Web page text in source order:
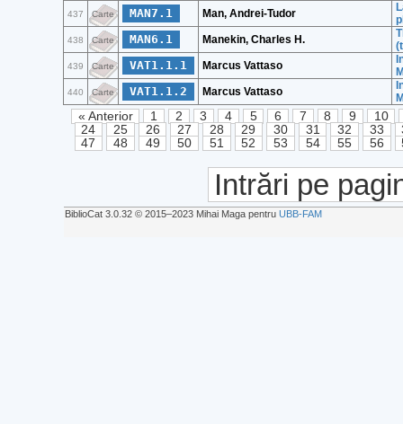
437 Carte MAN7.1 Man, Andrei-Tudor
438 Carte MAN6.1 Manekin, Charles H.
439 Carte VAT1.1.1 Marcus Vattaso
440 Carte VAT1.1.2 Marcus Vattaso
« Anterior 1 2 3 4 5 6 7 8 9
10
24
25 26 27 28 29 30 31 32 33
47
48 49 50 51 52 53 54 55 56
Intrări pe
BiblioCat 3.0.32 © 2015‒2023 Mihai Maga pentru UBB-FAM